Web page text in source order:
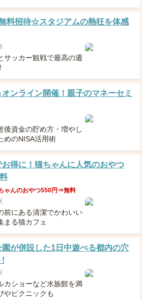
料招待☆スタジアムの熱狂を体感
サッカー観戦で最高の週
ンライン開催！親子のマネーセミ
後資金の貯め方・増やし
めのNISA活用術
お得に！猫ちゃんに人気のおやつ
ゃんのおやつ550円⇒無料
前にある清潔でかわいい
まる猫カフェ
園が併設した1日中遊べる都内の穴
!
カショーなど水族館を満
やピクニックも